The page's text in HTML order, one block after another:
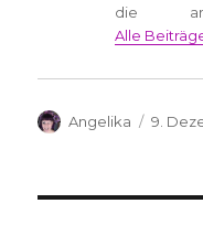
die
Alle
Autor
Angelika 9.